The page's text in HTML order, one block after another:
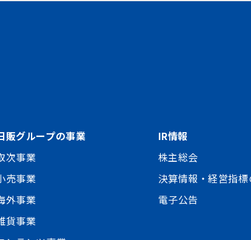
販グループの事業
次事業
売事業
外事業
貨事業
IR情報
株主総会
決算情報・経営指標
電子公告